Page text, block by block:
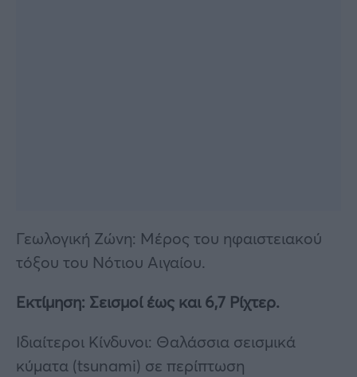
Γεωλογική Ζώνη: Μέρος του ηφαιστειακού
τόξου του Νότιου Αιγαίου.
Εκτίμηση: Σεισμοί έως και 6,7 Ρίχτερ.
Ιδιαίτεροι Κίνδυνοι: Θαλάσσια σεισμικά
κύματα (tsunami) σε περίπτωση